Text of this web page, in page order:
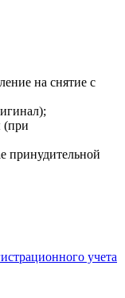
на снятие с
(при
принудительной
учета